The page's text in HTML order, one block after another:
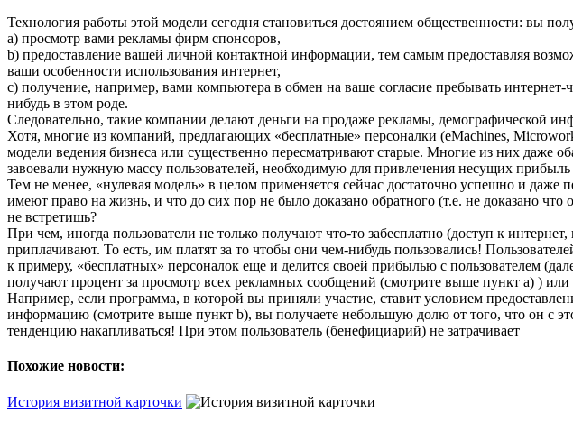
Технология работы этой модели сегодня становиться достоянием общественности: вы
а) просмотр вами рекламы фирм спонсоров,
b) предоставление вашей личной контактной информации, тем самым предоставляя
ваши особенности использования интернет,
с) получение, например, вами компьютера в обмен на ваше согласие пребывать
нибудь в этом роде.
Следовательно, такие компании делают деньги на продаже рекламы, демографической
Хотя, многие из компаний, предлагающих «бесплатные» персоналки (eMachines,
модели ведения бизнеса или существенно пересматривают старые. Многие из них даже
завоевали нужную массу пользователей, необходимую для привлечения несущих
Тем не менее, «нулевая модель» в целом применяется сейчас достаточно успешно и
имеют право на жизнь, и что до сих пор не было доказано обратного (т.е. не доказано
не встретишь?
При чем, иногда пользователи не только получают что-то забесплатно (доступ к
приплачивают. То есть, им платят за то чтобы они чем-нибудь пользовались!
к примеру, «бесплатных» персоналок еще и делится своей прибылью с пользователем
получают процент за просмотр всех рекламных сообщений (смотрите выше пункт а) ) или
Например, если программа, в которой вы приняли участие, ставит условием
информацию (смотрите выше пункт b), вы получаете небольшую долю от того, что он с
тенденцию накапливаться! При этом пользователь (бенефициарий) не затрачивает
Похожие новости:
История визитной карточки